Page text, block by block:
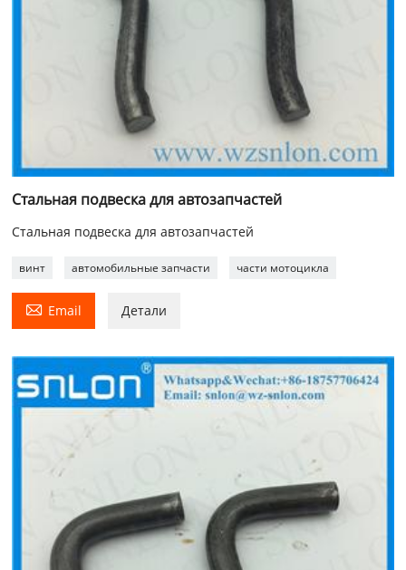
Стальная подвеска для автозапчастей
Стальная подвеска для автозапчастей
винт автомобильные запчасти части мотоцикла
 Email Детали